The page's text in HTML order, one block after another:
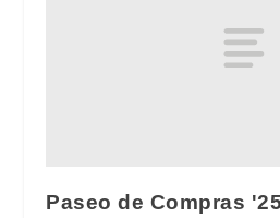
Paseo de Compras